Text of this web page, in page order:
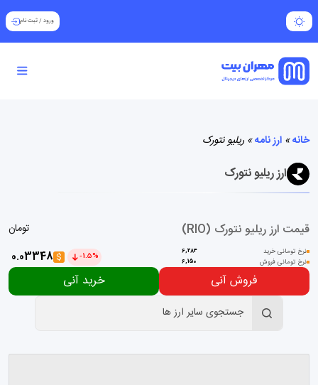
ورود /ثبت نام
خانه» ارز نامه» ریلیو نتورک
ارز ریلیو نتورک
قیمت ارز ریلیو نتورک (RIO)
نرخ تومانی خرید 6,284
نرخ تومانی فروش 6,150
تومان
-1.5%
$
0.03348
فروش آنی خرید آنی